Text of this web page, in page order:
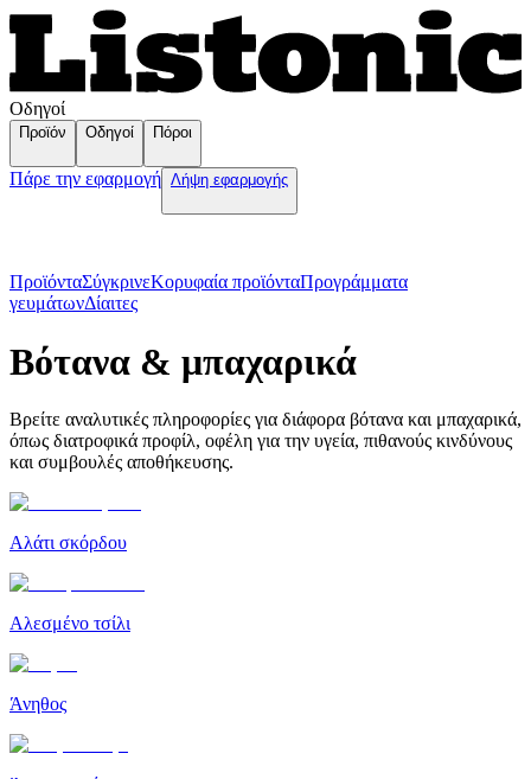
Οδηγοί
Προϊόν Οδηγοί Πόροι
Πάρε την εφαρμογή Λήψη εφαρμογής
ΠροϊόνταΣύγκρινεΚορυφαία προϊόνταПρογράμματα
γευμάτωνΔίαιτες
Βότανα & μπαχαρικά
Βρείτε αναλυτικές πληροφορίες για διάφορα βότανα και μπαχαρικά,
όπως διατροφικά προφίλ, οφέλη για την υγεία, πιθανούς κινδύνους
και συμβουλές αποθήκευσης.
Αλάτι σκόρδου
Αλεσμένο τσίλι
Άνηθος